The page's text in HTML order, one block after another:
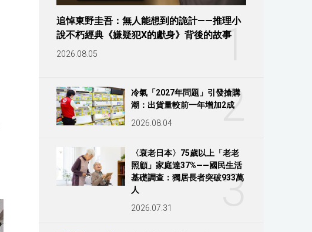
1
追悼東野圭吾：無人能想到的詭計——推理小
說不朽經典《嫌疑犯X的獻身》背後的故事
2026.08.05
2
冷氣「2027年問題」引發搶購
潮：出貨量較前一年增加2成
2026.08.04
3
〈衰老日本〉75歲以上「老老
照顧」家庭達37%——國民生活
基礎調查：獨居長者突破933萬
人
2026.07.31